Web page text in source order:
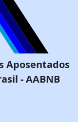
Aposentados
- AABNB